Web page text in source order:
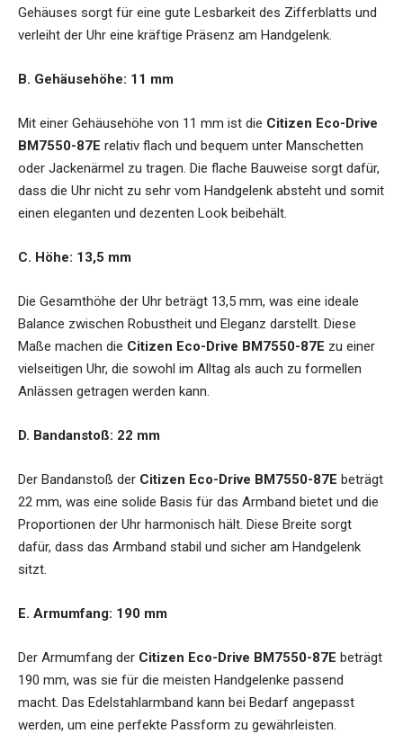
Gehäuses sorgt für eine gute Lesbarkeit des Zifferblatts und
verleiht der Uhr eine kräftige Präsenz am Handgelenk.
B. Gehäusehöhe: 11 mm
Mit einer Gehäusehöhe von 11 mm ist die Citizen Eco-Drive
BM7550-87E relativ flach und bequem unter Manschetten
oder Jackenärmel zu tragen. Die flache Bauweise sorgt dafür,
dass die Uhr nicht zu sehr vom Handgelenk absteht und somit
einen eleganten und dezenten Look beibehält.
C. Höhe: 13,5 mm
Die Gesamthöhe der Uhr beträgt 13,5 mm, was eine ideale
Balance zwischen Robustheit und Eleganz darstellt. Diese
Maße machen die Citizen Eco-Drive BM7550-87E zu einer
vielseitigen Uhr, die sowohl im Alltag als auch zu formellen
Anlässen getragen werden kann.
D. Bandanstoß: 22 mm
Der Bandanstoß der Citizen Eco-Drive BM7550-87E beträgt
22 mm, was eine solide Basis für das Armband bietet und die
Proportionen der Uhr harmonisch hält. Diese Breite sorgt
dafür, dass das Armband stabil und sicher am Handgelenk
sitzt.
E. Armumfang: 190 mm
Der Armumfang der Citizen Eco-Drive BM7550-87E beträgt
190 mm, was sie für die meisten Handgelenke passend
macht. Das Edelstahlarmband kann bei Bedarf angepasst
werden, um eine perfekte Passform zu gewährleisten.